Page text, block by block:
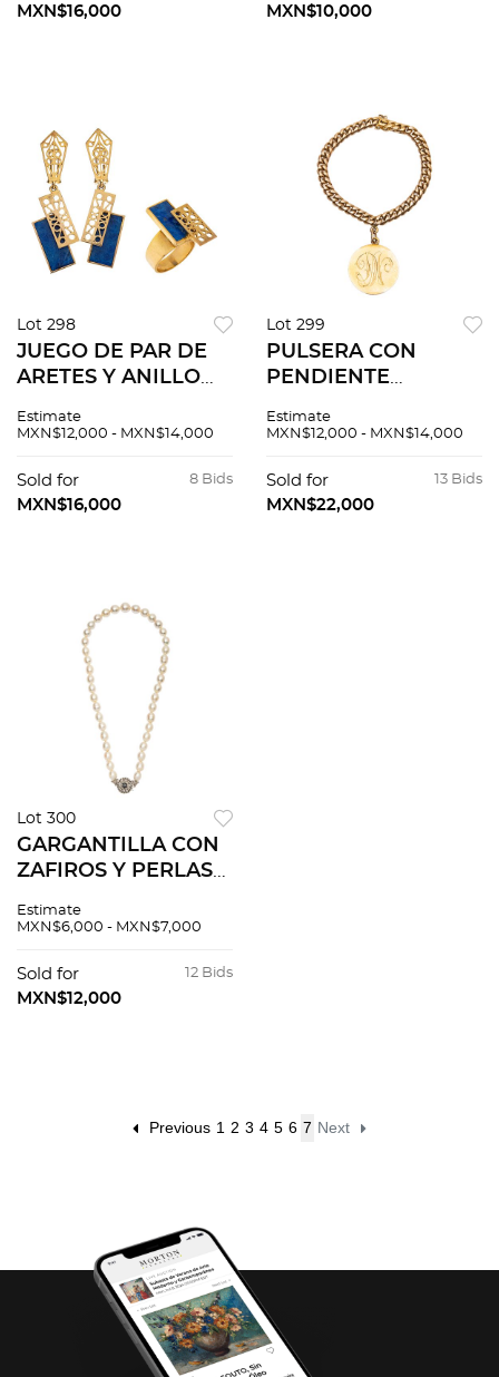
Aretes de gancho y
MXN$16,000
Tamaño: 4.6 cm x 1.6
MXN$10,000
Lot 298
JUEGO DE PAR DE
ARETES Y ANILLO
EN ORO AMARILLO
poste y raqueta.
Tamaño: 6.0 cm x 1.6
Estimate
MXN$12,000 - MXN$14,000
8 Bids
Sold for
MXN$16,000
Lot 299
PULSERA CON
PENDIENTE
ORO AMARILLO DE
seguro ocho. Largo:
16.0 cm aprox
Estimate
MXN$12,000 - MXN$14,000
13 Bids
Sold for
MXN$22,000
Lot 300
GARGANTILLA CON
ZAFIROS Y PERLAS
ORO BLANCO DE
anzuelo. Largo: 46.0
cm aprox. Peso: 78.7
Estimate
MXN$6,000 - MXN$7,000
12 Bids
Sold for
MXN$12,000
Previous 1 2 3 4 5 6 7 Next